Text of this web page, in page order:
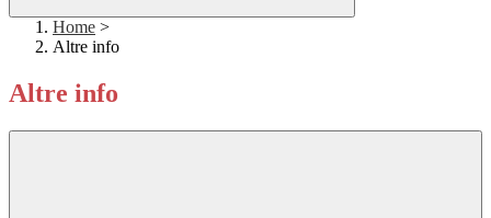
Home >
Altre info
Altre info